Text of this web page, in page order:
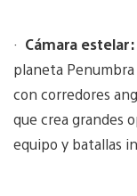
· Cámara estelar:
planeta
con corredores
que crea grandes
equipo y batallas